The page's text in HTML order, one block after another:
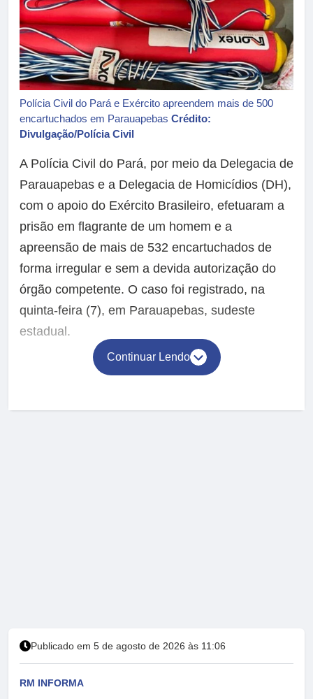
Polícia Civil do Pará e Exército apreendem mais de 500
encartuchados em Parauapebas Crédito:
Divulgação/Polícia Civil
A Polícia Civil do Pará, por meio da Delegacia de
Parauapebas e a Delegacia de Homicídios (DH),
com o apoio do Exército Brasileiro, efetuaram a
prisão em flagrante de um homem e a
apreensão de mais de 532 encartuchados de
forma irregular e sem a devida autorização do
órgão competente. O caso foi registrado, na
quinta-feira (7), em Parauapebas, sudeste
estadual.
Continuar Lendo
Publicado em 5 de agosto de 2026 às 11:06
RM INFORMA